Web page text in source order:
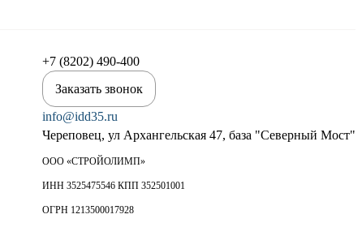
+7 (8202) 490-400
Заказать звонок
info@idd35.ru
Череповец, ул Архангельская 47, база "Северный Мост"
ООО «СТРОЙОЛИМП»
ИНН 3525475546 КПП 352501001
ОГРН 1213500017928